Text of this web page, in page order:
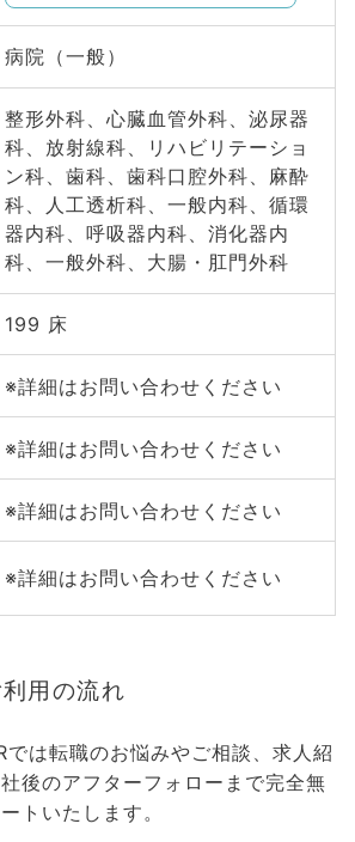
病院（一般）
整形外科、心臓血管外科、泌尿器
科、放射線科、リハビリテーショ
ン科、歯科、歯科口腔外科、麻酔
科、人工透析科、一般内科、循環
器内科、呼吸器内科、消化器内
科、一般外科、大腸・肛門外科
199 床
※詳細はお問い合わせください
※詳細はお問い合わせください
※詳細はお問い合わせください
※詳細はお問い合わせください
用の流れ
では転職のお悩みやご相談、求人紹
後のアフターフォローまで完全無
トいたします。